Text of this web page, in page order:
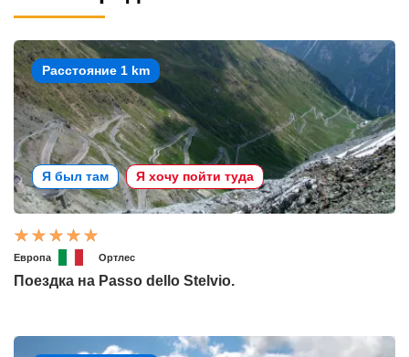
Расстояние 1 km
Я был там Я хочу пойти туда
Европа Ортлес
Поездка на Passo dello Stelvio.